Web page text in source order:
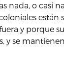
nada, o casi
están
y porque
y se